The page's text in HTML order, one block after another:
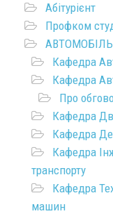
Абітурієнт
Профком
Кафедра
Кафедра
Про
Кафедра
Кафедра
Кафедра
транспорту
Кафедра
машин